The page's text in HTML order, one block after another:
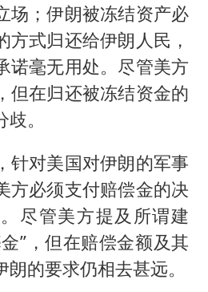
场；伊朗被冻结资产必
方式归还给伊朗人民，
诺毫无用处。尽管美方
但在归还被冻结资金的
。
针对美国对伊朗的军事
方必须支付赔偿金的决
尽管美方提及所谓建
”，但在赔偿金额及其
的要求仍相去甚远。